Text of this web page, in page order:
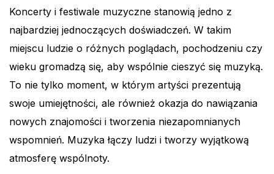
Koncerty i festiwale muzyczne stanowią jedno z
najbardziej jednoczących doświadczeń. W takim
miejscu ludzie o różnych poglądach, pochodzeniu czy
wieku gromadzą się, aby wspólnie cieszyć się muzyką.
To nie tylko moment, w którym artyści prezentują
swoje umiejętności, ale również okazja do nawiązania
nowych znajomości i tworzenia niezapomnianych
wspomnień. Muzyka łączy ludzi i tworzy wyjątkową
atmosferę wspólnoty.